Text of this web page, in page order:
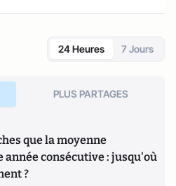
24 Heures 7 Jours
PLUS PARTAGES
que la moyenne
année consécutive : jusqu'où
?